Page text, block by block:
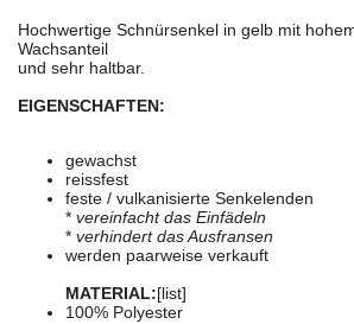
Hochwertige Schnürsenkel in gelb mit
Wachsanteil
und sehr haltbar.
EIGENSCHAFTEN:
gewachst
reissfest
feste / vulkanisierte Senkelenden
* vereinfacht das Einfädeln
* verhindert das Ausfransen
werden paarweise verkauft
MATERIAL:[list]
100% Polyester